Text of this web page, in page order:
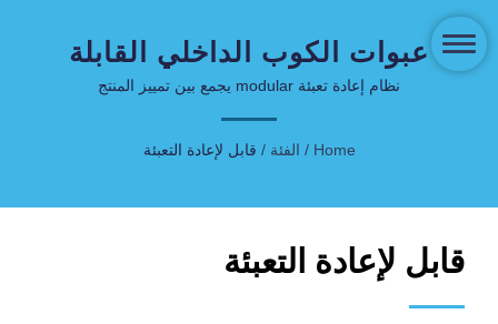
عبوات الكوب الداخلي القابلة
لإعادة التعبئة للعناية بالبشرة
الفاخرة المستدامة
نظام إعادة تعبئة modular يجمع بين تمييز المنتج
Home
/ الفئة / قابل لإعادة التعبئة
قابل لإعادة التعبئة